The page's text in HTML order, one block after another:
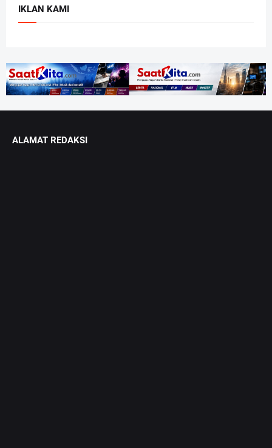
IKLAN KAMI
ALAMAT REDAKSI